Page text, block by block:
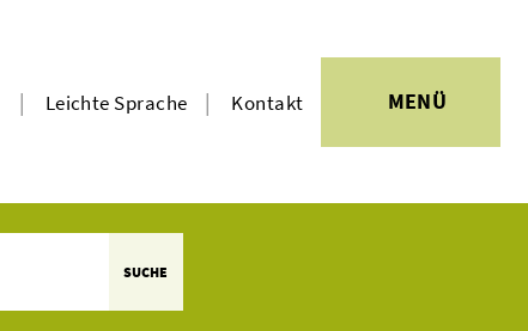
| Leichte Sprache | Kontakt MENÜ
SUCHE